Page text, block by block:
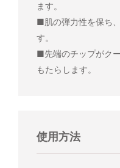
ます。
■肌の弾力性を保ち
す。
■先端のチップがク
もたらします。
使用方法